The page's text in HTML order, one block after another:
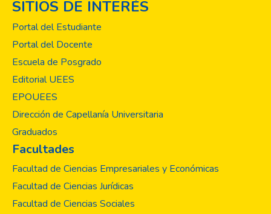
SITIOS DE INTERÉS
Portal del Estudiante
Portal del Docente
Escuela de Posgrado
Editorial UEES
EPOUEES
Dirección de Capellanía Universitaria
Graduados
Facultades
Facultad de Ciencias Empresariales y Económicas
Facultad de Ciencias Jurídicas
Facultad de Ciencias Sociales